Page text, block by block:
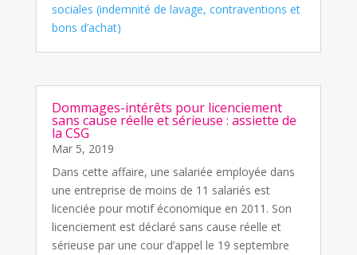
sociales (indemnité de lavage, contraventions et
bons d’achat)
Dommages-intérêts pour licenciement
sans cause réelle et sérieuse : assiette de
la CSG
Mar 5, 2019
Dans cette affaire, une salariée employée dans
une entreprise de moins de 11 salariés est
licenciée pour motif économique en 2011. Son
licenciement est déclaré sans cause réelle et
sérieuse par une cour d’appel le 19 septembre